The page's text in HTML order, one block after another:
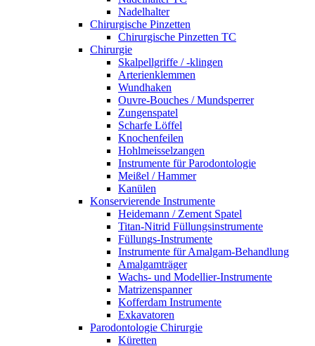
Nadelhalter
Chirurgische Pinzetten
Chirurgische Pinzetten TC
Chirurgie
Skalpellgriffe / -klingen
Arterienklemmen
Wundhaken
Ouvre-Bouches / Mundsperrer
Zungenspatel
Scharfe Löffel
Knochenfeilen
Hohlmeisselzangen
Instrumente für Parodontologie
Meißel / Hammer
Kanülen
Konservierende Instrumente
Heidemann / Zement Spatel
Titan-Nitrid Füllungsinstrumente
Füllungs-Instrumente
Instrumente für Amalgam-Behandlung
Amalgamträger
Wachs- und Modellier-Instrumente
Matrizenspanner
Kofferdam Instrumente
Exkavatoren
Parodontologie Chirurgie
Küretten